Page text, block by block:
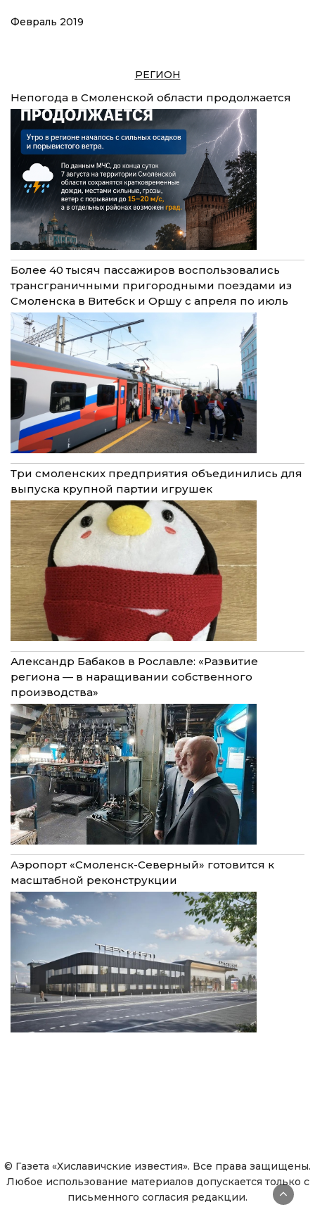
Февраль 2019
РЕГИОН
Непогода в Смоленской области продолжается
Более 40 тысяч пассажиров воспользовались
трансграничными пригородными поездами из
Смоленска в Витебск и Оршу с апреля по июль
Три смоленских предприятия объединились для
выпуска крупной партии игрушек
Александр Бабаков в Рославле: «Развитие
региона — в наращивании собственного
производства»
Аэропорт «Смоленск-Северный» готовится к
масштабной реконструкции
© Газета «Хиславичские известия». Все права защищены.
Любое использование материалов допускается только с
письменного согласия редакции.